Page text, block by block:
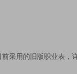
前采用的旧版职业表，